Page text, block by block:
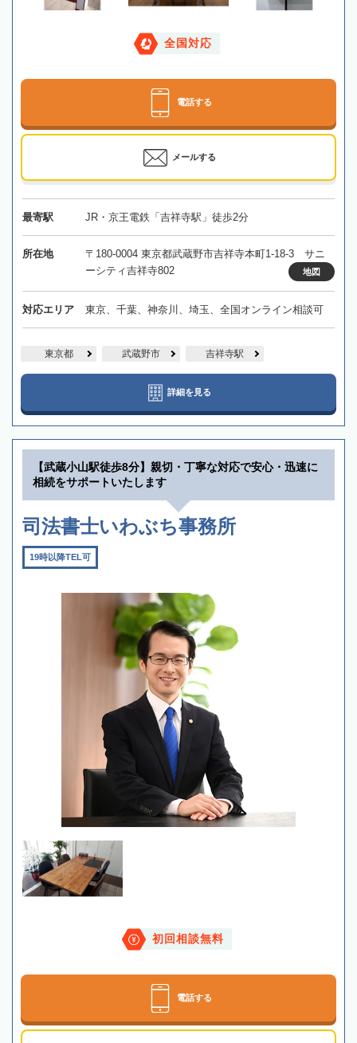
全国対応
電話する
メールする
最寄駅 JR・京王電鉄「吉祥寺駅」徒歩2分
所在地
〒180-0004 東京都武蔵野市吉祥寺本町1-18-3 サニ
ーシティ吉祥寺802
地図
対応エリア 東京、千葉、神奈川、埼玉、全国オンライン相談可
東京都 武蔵野市 吉祥寺駅
詳細を見る
【武蔵小山駅徒歩8分】親切・丁寧な対応で安心・迅速に
相続をサポートいたします
司法書士いわぶち事務所
19時以降TEL可
初回相談無料
電話する